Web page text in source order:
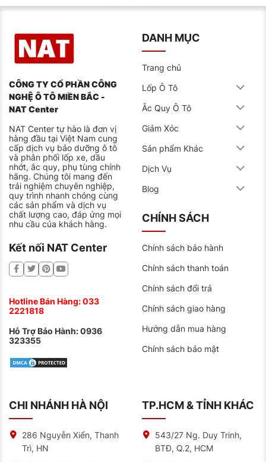
đồng thời tư vấn lựa chọn mẫu lốp tương thích với
CÔNG TY CỔ PHẦN CÔNG
NGHỆ Ô TÔ MIỀN BẮC -
NAT Center
NAT Center tự hào là đơn vị
hàng đầu tại Việt Nam cung
cấp dịch vụ bảo dưỡng ô tô
và phân phối lốp xe, dầu
nhớt, ắc quy, phụ tùng chính
hãng. Chúng tôi mang đến
trải nghiệm chuyên nghiệp,
quy trình nhanh chóng cùng
các sản phẩm và dịch vụ
chất lượng cao, đáp ứng mọi
nhu cầu của khách hàng.
Kết nối NAT Center
Hotline Bán Hàng:033
2221818
Hỗ Trợ Bảo Hành:0936
323355
DANH MỤC
Trang chủ
Lốp Ô Tô
Ắc Quy Ô Tô
Giảm Xóc
Sản phẩm Khác
Dịch Vụ
Blog
CHÍNH SÁCH
Chính sách bảo hành
Chính sách thanh toán
Chính sách đổi trả
Chính sách giao hàng
Hướng dẫn mua hàng
Chính sách bảo mật
CHI NHÁNH HÀ NỘI
286 Nguyễn Xiển, Thanh
Trì, HN
TP.HCM & TỈNH KHÁC
543/27 Ng. Duy Trinh,
BTĐ, Q.2, HCM